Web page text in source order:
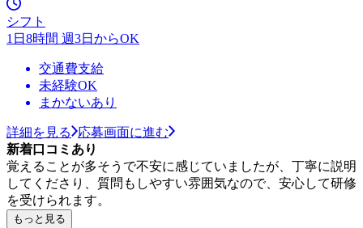
シフト
1日8時間 週3日からOK
交通費支給
未経験OK
まかないあり
詳細を見る
応募画面に進む
新着口コミあり
覚えることが多そうで不安に感じていましたが、丁寧に説明
してくださり、質問もしやすい雰囲気なので、安心して研修
を受けられます。
もっと見る